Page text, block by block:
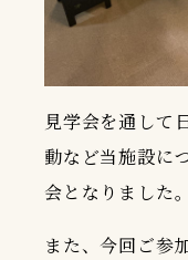
見学会を通して
動など当施設に
会となりました。
また、今回ご参